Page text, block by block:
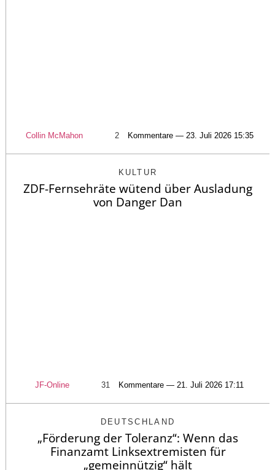
Collin McMahon 2 Kommentare — 23. Juli 2026 15:35
KULTUR
ZDF-Fernsehräte wütend über Ausladung
von Danger Dan
JF-Online 31 Kommentare — 21. Juli 2026 17:11
DEUTSCHLAND
„Förderung der Toleranz“: Wenn das
Finanzamt Linksextremisten für
„gemeinnützig“ hält